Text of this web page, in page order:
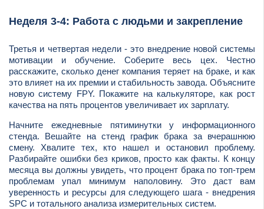
Неделя 3-4: Работа с людьми и закрепление
Третья и четвертая недели - это внедрение новой системы
мотивации и обучение. Соберите весь цех. Честно
расскажите, сколько денег компания теряет на браке, и как
это влияет на их премии и стабильность завода. Объясните
новую систему FPY. Покажите на калькуляторе, как рост
качества на пять процентов увеличивает их зарплату.
Начните ежедневные пятиминутки у информационного
стенда. Вешайте на стенд график брака за вчерашнюю
смену. Хвалите тех, кто нашел и остановил проблему.
Разбирайте ошибки без криков, просто как факты. К концу
месяца вы должны увидеть, что процент брака по топ-трем
проблемам упал минимум наполовину. Это даст вам
уверенность и ресурсы для следующего шага - внедрения
SPC и тотального анализа измерительных систем.